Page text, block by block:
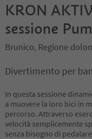
KRON
sessione
Brunico, Regione
Divertimento per
In questa sessione
a muovere la loro bici in
percorso. Attraverso
velocità semplicemente
senza bisogno di